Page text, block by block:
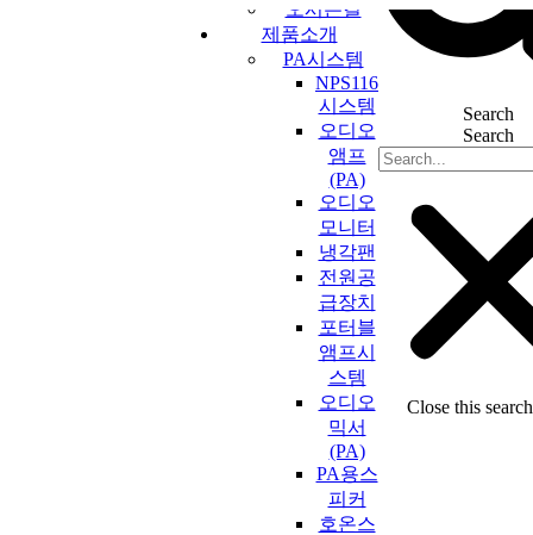
오시는길
제품소개
PA시스템
NPS116
시스템
오디오
앰프
(PA)
오디오
모니터
냉각팬
전원공
급장치
포터블
앰프시
스템
오디오
믹서
(PA)
PA용스
피커
호온스
Search
Search
Close this